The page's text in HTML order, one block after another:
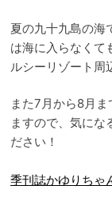
夏の九十九島の海
は海に入らなくて
ルシーリゾート周
また7月から8月
ますので、気にな
ださい！
季刊誌かゆりちゃ